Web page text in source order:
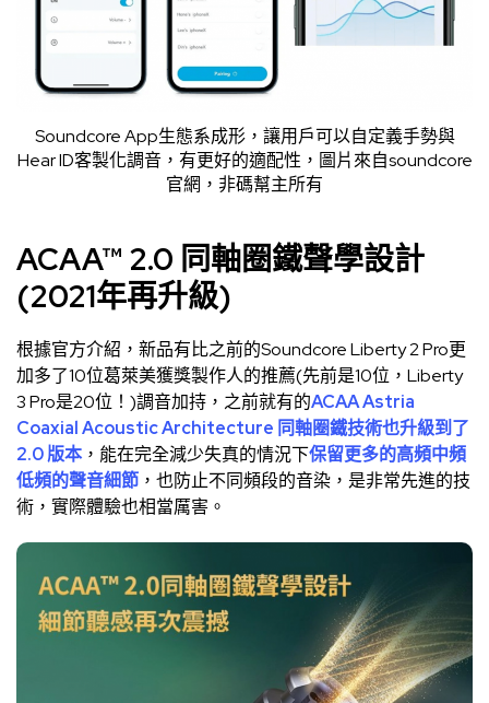
Soundcore App生態系成形，讓用戶可以自定義手勢與
Hear ID客製化調音，有更好的適配性，圖片來自soundcore
官網 ，非碼幫主所有
ACAA™ 2.0 同軸圈鐵聲學設計
(2021年再升級)
根據官方介紹，新品有比之前的Soundcore Liberty 2 Pro更
加多了10位葛萊美獲獎製作人的推薦(先前是10位，Liberty
3 Pro是20位！)調音加持，之前就有的ACAA Astria
Coaxial Acoustic Architecture 同軸圈鐵技術也升級到了
2.0 版本 ，能在完全減少失真的情況下保留更多的高頻中頻
低頻的聲音細節 ，也防止不同頻段的音染，是非常先進的技
術，實際體驗也相當厲害。